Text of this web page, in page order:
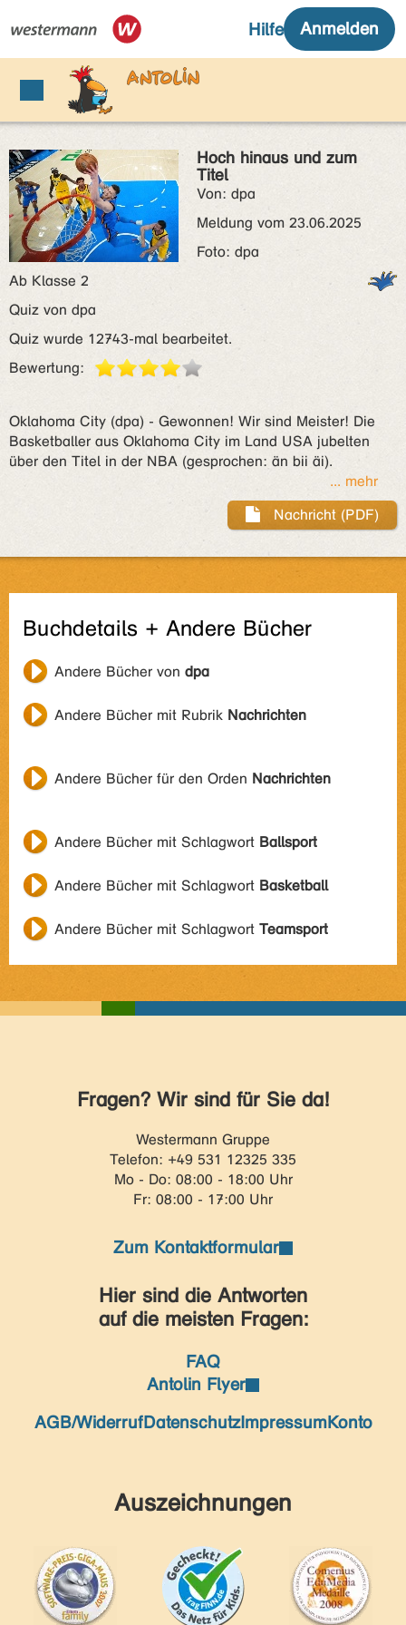
Hoch hinaus und zum
Titel
Von: dpa
Meldung vom 23.06.2025
Foto: dpa
Ab Klasse 2
Quiz von dpa
Quiz wurde 12743-mal bearbeitet.
Bewertung:
Oklahoma City (dpa) - Gewonnen! Wir sind Meister! Die
Basketballer aus Oklahoma City im Land USA jubelten
über den Titel in der NBA (gesprochen: än bii äi).
... mehr
Nachricht (PDF)
Buchdetails + Andere Bücher
Andere Bücher von dpa
Andere Bücher mit Rubrik Nachrichten
Andere Bücher für den Orden Nachrichten
Andere Bücher mit Schlagwort Ballsport
Andere Bücher mit Schlagwort Basketball
Andere Bücher mit Schlagwort Teamsport